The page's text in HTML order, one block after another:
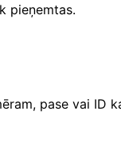
pieņemtas.
pase vai ID